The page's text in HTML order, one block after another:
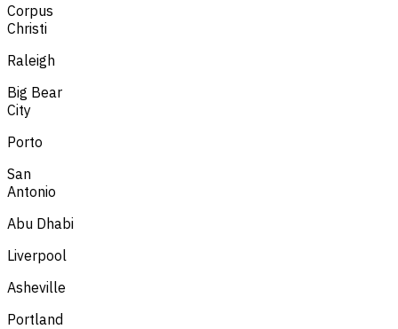
Corpus
Christi
Raleigh
Big Bear
City
Porto
San
Antonio
Abu Dhabi
Liverpool
Asheville
Portland